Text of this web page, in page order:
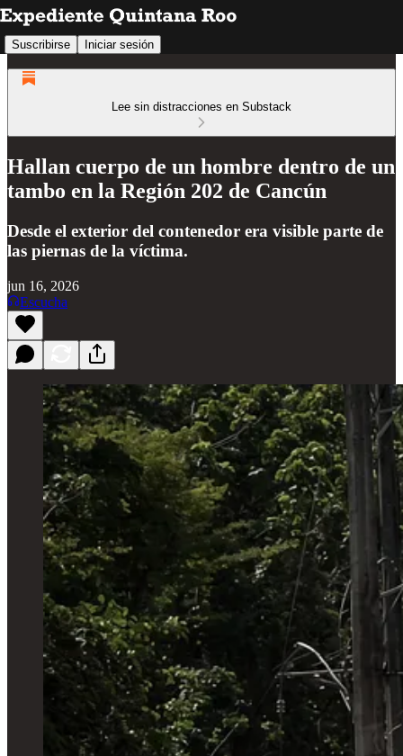
Suscribirse Iniciar sesión
Lee sin distracciones en Substack
Hallan cuerpo de un hombre dentro de un
tambo en la Región 202 de Cancún
Desde el exterior del contenedor era visible parte de
las piernas de la víctima.
jun 16, 2026
Escucha